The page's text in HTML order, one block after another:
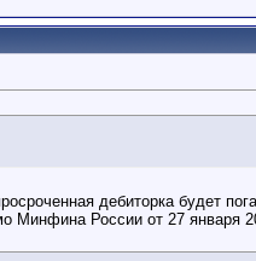
дебиторка будет
Минфина России от 27 января